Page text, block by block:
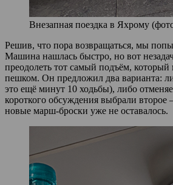
Внезапная поездка в Яхрому
Решив, что пора возвращаться, мы
Машина нашлась быстро, но вот
преодолеть тот самый подъём, который
пешком. Он предложил два варианта:
это ещё минут 10 ходьбы), либо
короткого обсуждения выбрали второе
новые марш-броски уже не оставалось.